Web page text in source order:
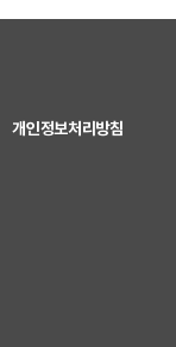
개인정보처리방침